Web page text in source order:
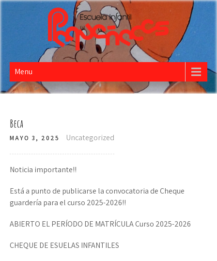
PEQUEÑECES
Escuela Infantil
Menu
Beca
MAYO 3, 2025 Uncategorized
Noticia importante!!
Está a punto de publicarse la convocatoria de Cheque
guardería para el curso 2025-2026!!
ABIERTO EL PERÍODO DE MATRÍCULA Curso 2025-2026
CHEQUE DE ESUELAS INFANTILES